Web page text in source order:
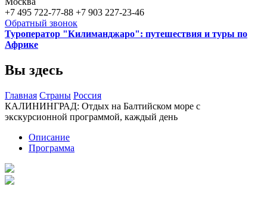
+7 495 722-77-88 +7 903 227-23-46
Обратный звонок
Туроператор "Килиманджаро": путешествия и туры по
Африке
Вы здесь
Главная Страны Россия
КАЛИНИНГРАД: Отдых на Балтийском море с
экскурсионной программой, каждый день
Описание
Программа